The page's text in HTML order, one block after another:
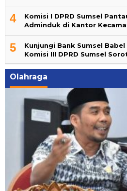
4
Komisi I DPRD Sumsel
Adminduk di Kantor
5
Kunjungi Bank Sumsel
Komisi III DPRD Sumsel
Olahraga